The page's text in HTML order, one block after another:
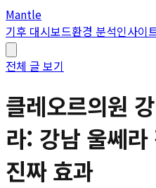
Mantle
기후 대시보드환경 분석인사이
전체 글 보기
클레오르의원
라: 강남 울쎄
진짜 효과